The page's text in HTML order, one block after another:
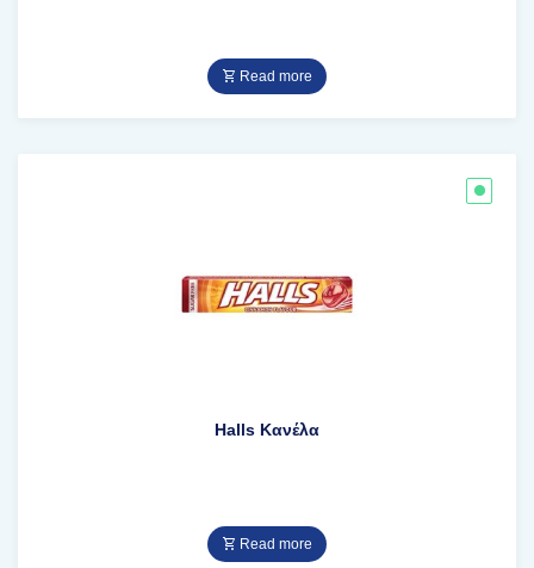
Read more
Halls Κανέλα
Read more